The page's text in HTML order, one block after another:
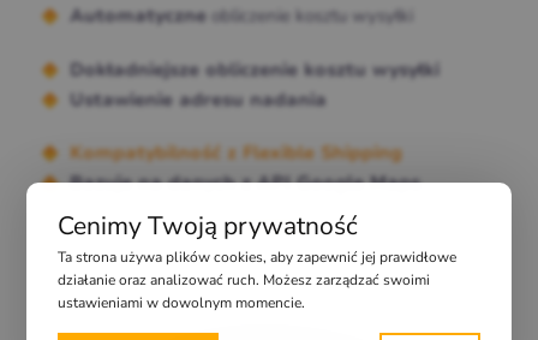
Automatyczne obliczenie kosztu wysyłki
Dokładniejsze obliczenie kosztu wysyłki
Ustawienie adresu nadania
Kompatybilność z Flexible Shipping
Bazuje na danych z API Google Maps
Cenimy Twoją prywatność
Ta strona używa plików cookies, aby zapewnić jej prawidłowe
działanie oraz analizować ruch. Możesz zarządzać swoimi
ustawieniami w dowolnym momencie.